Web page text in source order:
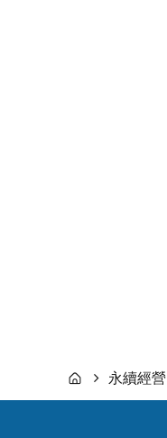
永續經營